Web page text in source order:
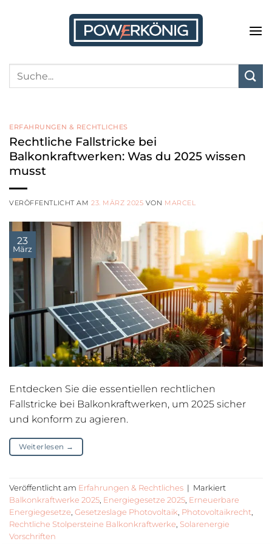
ERFAHRUNGEN & RECHTLICHES
Rechtliche Fallstricke bei
Balkonkraftwerken: Was du 2025 wissen
musst
VERÖFFENTLICHT AM23. MÄRZ 2025 VON MARCEL
23
März
Entdecken Sie die essentiellen rechtlichen
Fallstricke bei Balkonkraftwerken, um 2025 sicher
und konform zu agieren.
Weiterlesen →
Veröffentlicht am Erfahrungen & Rechtliches | Markiert
Balkonkraftwerke 2025 Energiegesetze 2025 Erneuerbare
Energiegesetze Gesetzeslage Photovoltaik Photovoltaikrecht
Rechtliche Stolpersteine Balkonkraftwerke Solarenergie
Vorschriften